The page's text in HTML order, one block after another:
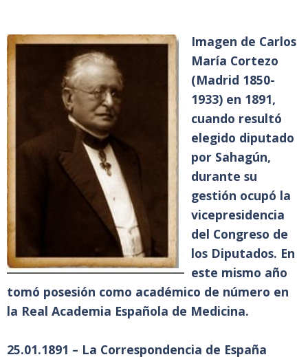
Imagen de Carlos
María Cortezo
(Madrid 1850-
1933) en 1891,
cuando resultó
elegido diputado
por Sahagún,
durante su
gestión ocupó la
vicepresidencia
del Congreso de
los Diputados. En
este mismo año
tomó posesión como académico de número en
la Real Academia Española de Medicina.
25.01.1891 – La Correspondencia de España